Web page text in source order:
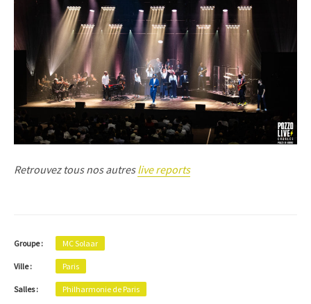
Retrouvez tous nos autreslive reports
Groupe : MC Solaar
Ville : Paris
Salles : Philharmonie de Paris